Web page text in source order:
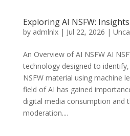
Exploring AI NSFW:
by admlnlx| Jul 22, 2026 |
An Overview of AI NSFW AI
technology designed to
NSFW material using machine
field of AI has gained
digital media consumption and
moderation....